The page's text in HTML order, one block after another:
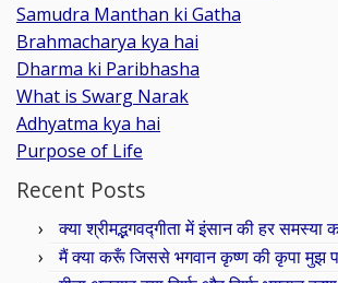
Samudra Manthan ki Gatha
Brahmacharya kya hai
Dharma ki Paribhasha
What is Swarg Narak
Adhyatma kya hai
Purpose of Life
Recent Posts
क्या श्रीमद्भगवद्गीता में इंसान की हर समस्या
मैं क्या करूँ जिससे भगवान कृष्ण की कृपा मुझ